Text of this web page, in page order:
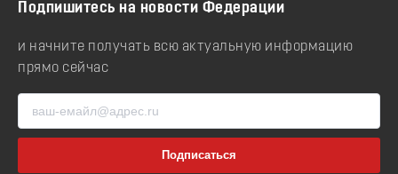
Подпишитесь на новости Федерации
и начните получать всю актуальную информацию
прямо сейчас